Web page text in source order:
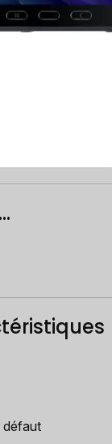
défaut